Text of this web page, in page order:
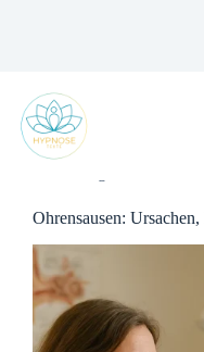
Ohrensausen: